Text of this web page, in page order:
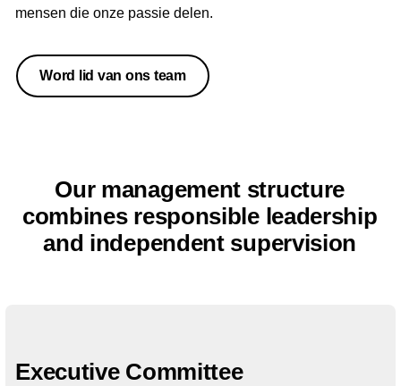
mensen die onze passie delen.
Word lid van ons team
Our management structure
combines responsible leadership
and independent supervision
Executive Committee